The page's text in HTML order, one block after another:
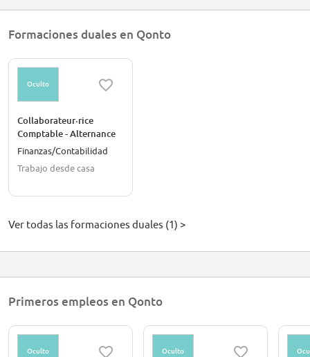
Formaciones duales en Qonto
Oculto
Collaborateur·rice
Comptable - Alternance
Finanzas/Contabilidad
Trabajo desde casa
Ver todas las formaciones duales (1) >
Primeros empleos en Qonto
Oculto Oculto